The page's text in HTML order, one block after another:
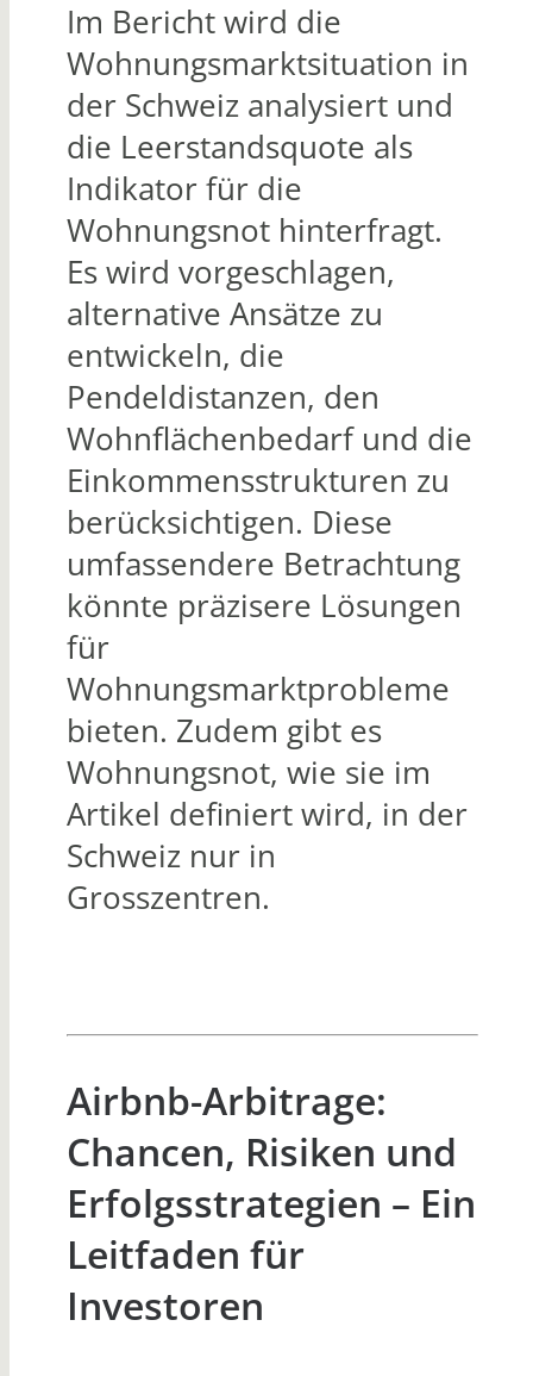
Im Bericht wird die
Wohnungsmarktsituation in
der Schweiz analysiert und
die Leerstandsquote als
Indikator für die
Wohnungsnot hinterfragt.
Es wird vorgeschlagen,
alternative Ansätze zu
entwickeln, die
Pendeldistanzen, den
Wohnflächenbedarf und die
Einkommensstrukturen zu
berücksichtigen. Diese
umfassendere Betrachtung
könnte präzisere Lösungen
für
Wohnungsmarktprobleme
bieten. Zudem gibt es
Wohnungsnot, wie sie im
Artikel definiert wird, in der
Schweiz nur in
Grosszentren.
Airbnb-Arbitrage:
Chancen, Risiken und
Erfolgsstrategien – Ein
Leitfaden für
Investoren